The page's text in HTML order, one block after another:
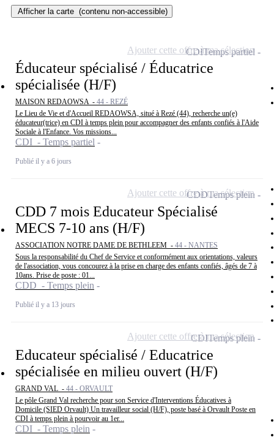
Afficher la carte (contenu non-accessible)
Éducateur spécialisé / Éducatrice
spécialisée (H/F)
MAISON REDAOWSA - 44 - REZÉ
Le Lieu de Vie et d'Accueil REDAOWSA, situé à Rezé (44), recherche un(e)
éducateur(trice) en CDI à temps plein pour accompagner des enfants confiés à l'Aide
Sociale à l'Enfance. Vos missions...
CDI - Temps partiel
Publié il y a 6 jours
CDITemps partiel
Ajouter cette offre à ma sélection
CDD 7 mois Educateur Spécialisé
MECS 7-10 ans (H/F)
ASSOCIATION NOTRE DAME DE BETHLEEM - 44 - NANTES
Sous la responsabilité du Chef de Service et conformément aux orientations, valeurs
de l'association, vous concourez à la prise en charge des enfants confiés, âgés de 7 à
10ans. Prise de poste : 01...
CDD - Temps plein
Publié il y a 13 jours
CDDTemps plein
Ajouter cette offre à ma sélection
Educateur spécialisé / Educatrice
spécialisée en milieu ouvert (H/F)
GRAND VAL - 44 - ORVAULT
Le pôle Grand Val recherche pour son Service d'Interventions Éducatives à
Domicile (SIED Orvault) Un travailleur social (H/F), poste basé à Orvault Poste en
CDI à temps plein à pourvoir au 1er...
CDI - Temps plein
CDITemps plein
Ajouter cette offre à ma sélection